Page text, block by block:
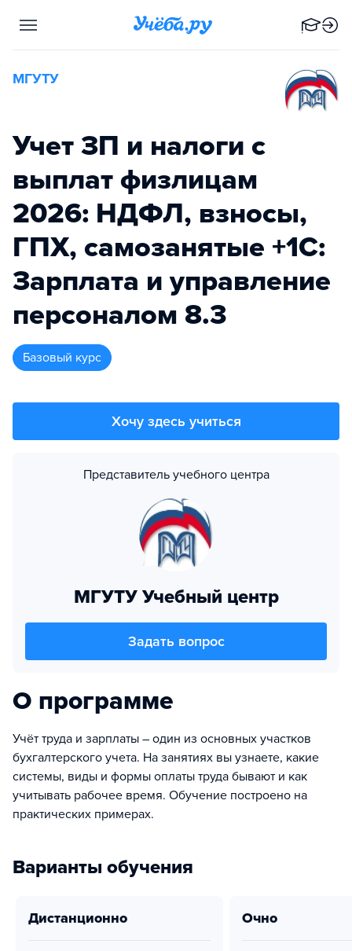
МГУТУ
Учет ЗП и налоги с
выплат физлицам
2026: НДФЛ, взносы,
ГПХ, самозанятые +1С:
Зарплата и управление
персоналом 8.3
базовый курс
Хочу здесь учиться
Представитель учебного центра
МГУТУ Учебный центр
Задать вопрос
О программе
Учёт труда и зарплаты – один из основных участков
бухгалтерского учета. На занятиях вы узнаете, какие
системы, виды и формы оплаты труда бывают и как
учитывать рабочее время. Обучение построено на
практических примерах.
Варианты обучения
дистанционно очно